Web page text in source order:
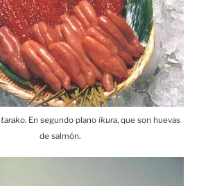
tarako. En segundo plano ikura, que son huevas
de salmón.